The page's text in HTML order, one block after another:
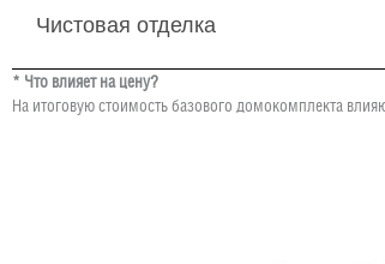
Чистовая отделка
* Что влияет на цену?
На итоговую стоимость базового домокомплекта